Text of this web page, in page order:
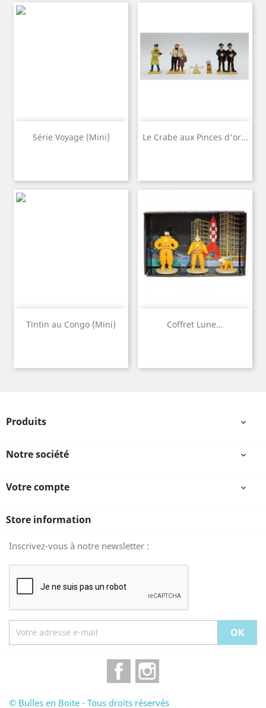
Série Voyage (Mini) Le Crabe aux Pinces d'or...
Tintin au Congo (Mini) Coffret Lune...
Produits 
Notre société 
Votre compte 
Store information
Inscrivez-vous à notre newsletter :
Facebook
© Bulles en Boite - Tous droits réservés